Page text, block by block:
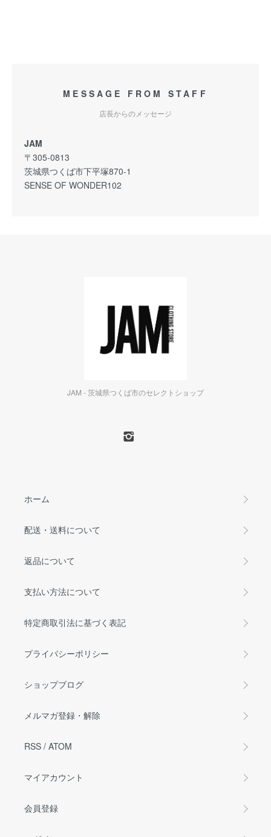
MESSAGE FROM STAFF
店長からのメッセージ
JAM
〒305-0813
茨城県つくば市下平塚870-1
SENSE OF WONDER102
JAM - 茨城県つくば市のセレクトショップ
ホーム
配送・送料について
返品について
支払い方法について
特定商取引法に基づく表記
プライバシーポリシー
ショップブログ
メルマガ登録・解除
RSS / ATOM
マイアカウント
会員登録